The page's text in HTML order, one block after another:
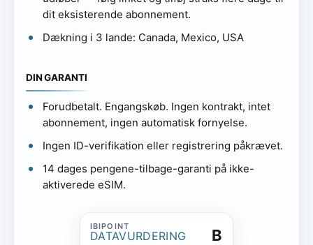
dit eksisterende abonnement.
Dækning i 3 lande: Canada, Mexico, USA
DIN GARANTI
Forudbetalt. Engangskøb. Ingen kontrakt, intet
abonnement, ingen automatisk fornyelse.
Ingen ID-verifikation eller registrering påkrævet.
14 dages pengene-tilbage-garanti på ikke-
aktiverede eSIM.
DATAVURDERING B